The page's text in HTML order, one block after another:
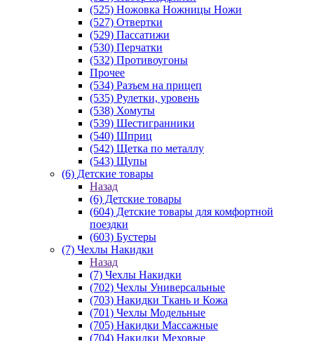
(525) Ножовка Ножницы Ножи
(527) Отвертки
(529) Пассатижи
(530) Перчатки
(532) Противоугоны
Прочее
(534) Разъем на прицеп
(535) Рулетки, уровень
(538) Хомуты
(539) Шестигранники
(540) Шприц
(542) Щетка по металлу
(543) Щупы
(6) Детские товары
Назад
(6) Детские товары
(604) Детские товары для комфортной
поездки
(603) Бустеры
(7) Чехлы Накидки
Назад
(7) Чехлы Накидки
(702) Чехлы Универсальные
(703) Накидки Ткань и Кожа
(701) Чехлы Модельные
(705) Накидки Массажные
(704) Накидки Меховые